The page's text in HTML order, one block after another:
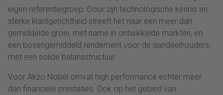
eigen referentiegroep. Door zijn technologische kennis en
sterke klantgerichtheid streeft het naar een meer dan
gemiddelde groei, met name in ontwikkelde markten, en
een bovengemiddeld rendement voor de aandeelhouders,
met een solide balansstructuur.
Voor Akzo Nobel omvat high performance echter meer
dan financiële prestaties. Ook op het gebied van